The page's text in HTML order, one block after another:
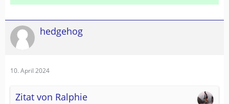
hedgehog
10. April 2024
Zitat von Ralphie